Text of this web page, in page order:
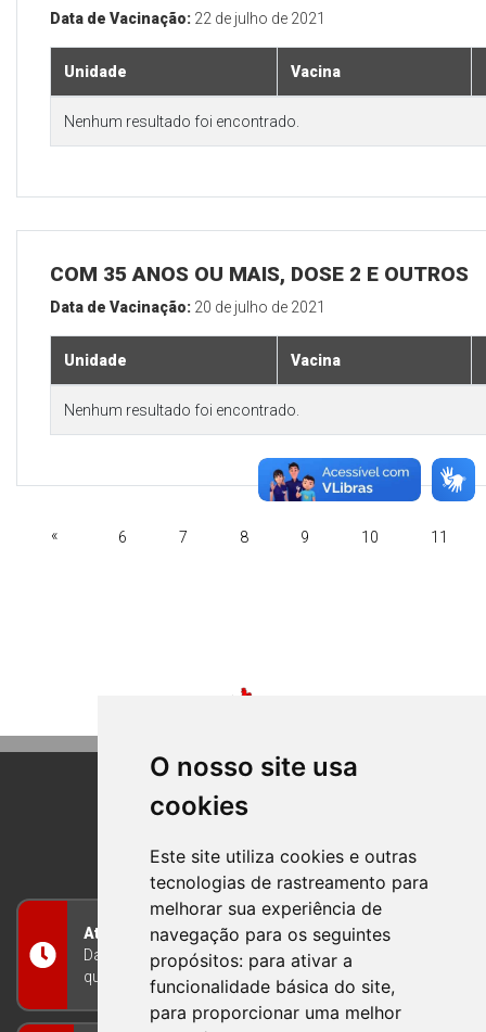
O nosso site usa
cookies
Este site utiliza cookies e outras
tecnologias de rastreamento para
melhorar sua experiência de
navegação para os seguintes
propósitos: para ativar a
funcionalidade básica do site,
para proporcionar uma melhor
Data de Vacinação: 22 de julho de 2021
Unidade Vacina
Nenhum resultado foi encontrado.
COM 35 ANOS OU MAIS, DOSE 2 E OUTROS
Data de Vacinação: 20 de julho de 2021
Unidade Vacina
Nenhum resultado foi encontrado.
« 6 7 8 9 10 11
BOM PRINCIPIO
RIO GRANDE DO SUL
Atendimento
Das 8h às 12h e das 13h às 17h30, de segunda a
quinta-feira, e nas sextas-feiras das 7h às 13h